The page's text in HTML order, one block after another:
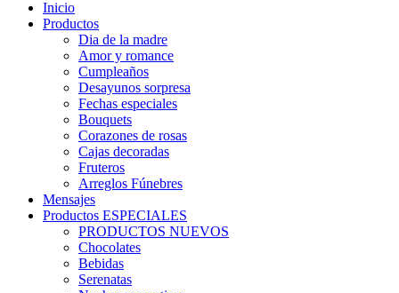
Inicio
Productos
Dia de la madre
Amor y romance
Cumpleaños
Desayunos sorpresa
Fechas especiales
Bouquets
Corazones de rosas
Cajas decoradas
Fruteros
Arreglos Fúnebres
Mensajes
Productos ESPECIALES
PRODUCTOS NUEVOS
Chocolates
Bebidas
Serenatas